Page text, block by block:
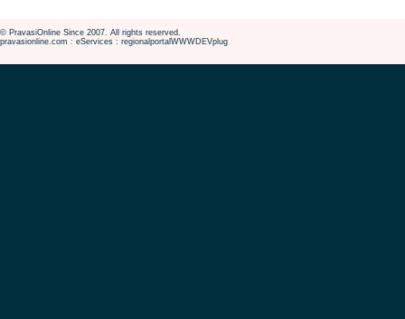
© PravasiOnline Since 2007. All rights reserved.
pravasionline.com : eServices : regionalportalWWWDEVplug